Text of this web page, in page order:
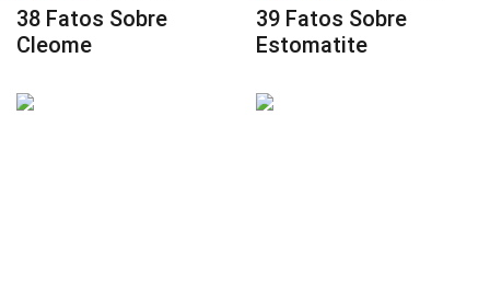
38 Fatos Sobre
Cleome
39 Fatos Sobre
Estomatite